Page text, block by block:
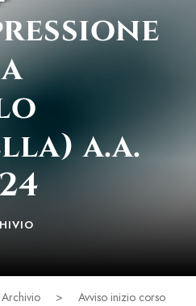
a.a.
Archivio >
Avviso inizio corso